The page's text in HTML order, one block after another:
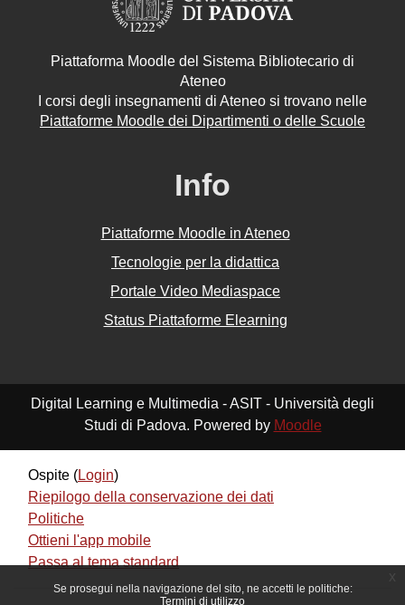
Se prosegui nella navigazione del sito, ne accetti le politiche:
Termini di utilizzo
Piattaforma Moodle del Sistema Bibliotecario di
Ateneo
I corsi degli insegnamenti di Ateneo si trovano nelle
Piattaforme Moodle dei Dipartimenti o delle Scuole
Info
Piattaforme Moodle in Ateneo
Tecnologie per la didattica
Portale Video Mediaspace
Status Piattaforme Elearning
Digital Learning e Multimedia - ASIT - Università degli
Studi di Padova. Powered by Moodle
Ospite (Login)
Riepilogo della conservazione dei dati
Politiche
Ottieni l'app mobile
Passa al tema standard